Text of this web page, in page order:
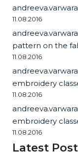
andreeva.varwara
11.08.2016
andreeva.varwara
pattern on the
11.08.2016
andreeva.varwara
embroidery
11.08.2016
andreeva.varwara
embroidery
11.08.2016
Latest